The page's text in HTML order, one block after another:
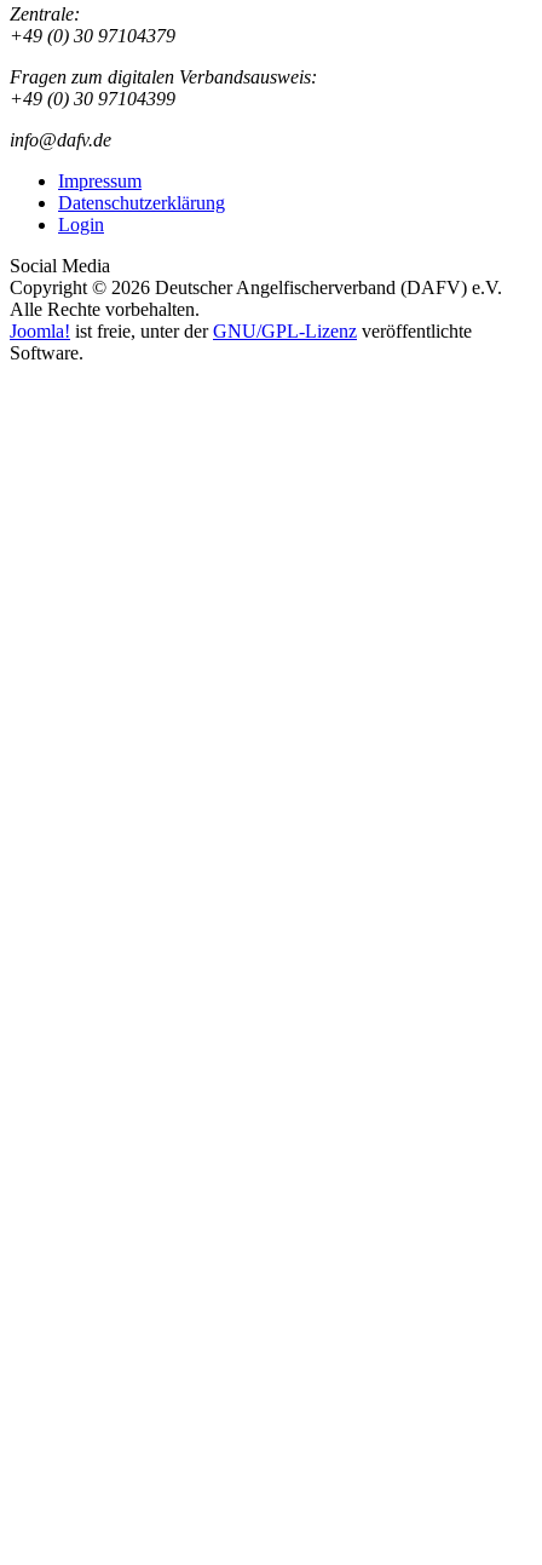
Zentrale:
+49 (0) 30 97104379
Fragen zum digitalen Verbandsausweis:
+49 (0) 30 97104399
info@dafv.de
Impressum
Datenschutzerklärung
Login
Social Media
Copyright © 2026 Deutscher Angelfischerverband (DAFV) e.V.
Alle Rechte vorbehalten.
Joomla! ist freie, unter derGNU/GPL-Lizenz veröffentlichte
Software.